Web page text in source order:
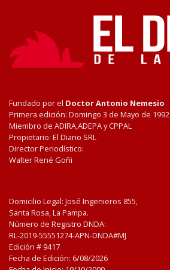
Fundado por el Doctor Antonio Nemesio
Primera edición: Domingo 3 de Mayo de 1992
Miembro de ADIRA,ADEPA y CPPAL
Propietario: El Diario SRL
Director Periodístico:
Walter René Goñi
Domicilio Legal: José Ingenieros 855,
Santa Rosa, La Pampa.
Número de Registro DNDA:
RL-2019-55551274-APN-DNDA#MJ
Edición # 9417
Fecha de Edición: 6/08/2026